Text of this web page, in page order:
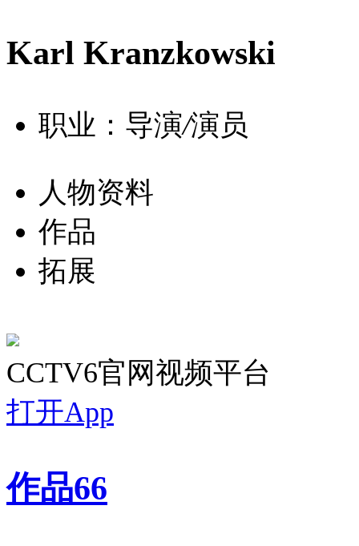
Karl Kranzkowski
职业：导演/演员
人物资料
作品
拓展
CCTV6官网视频平台
打开App
作品66